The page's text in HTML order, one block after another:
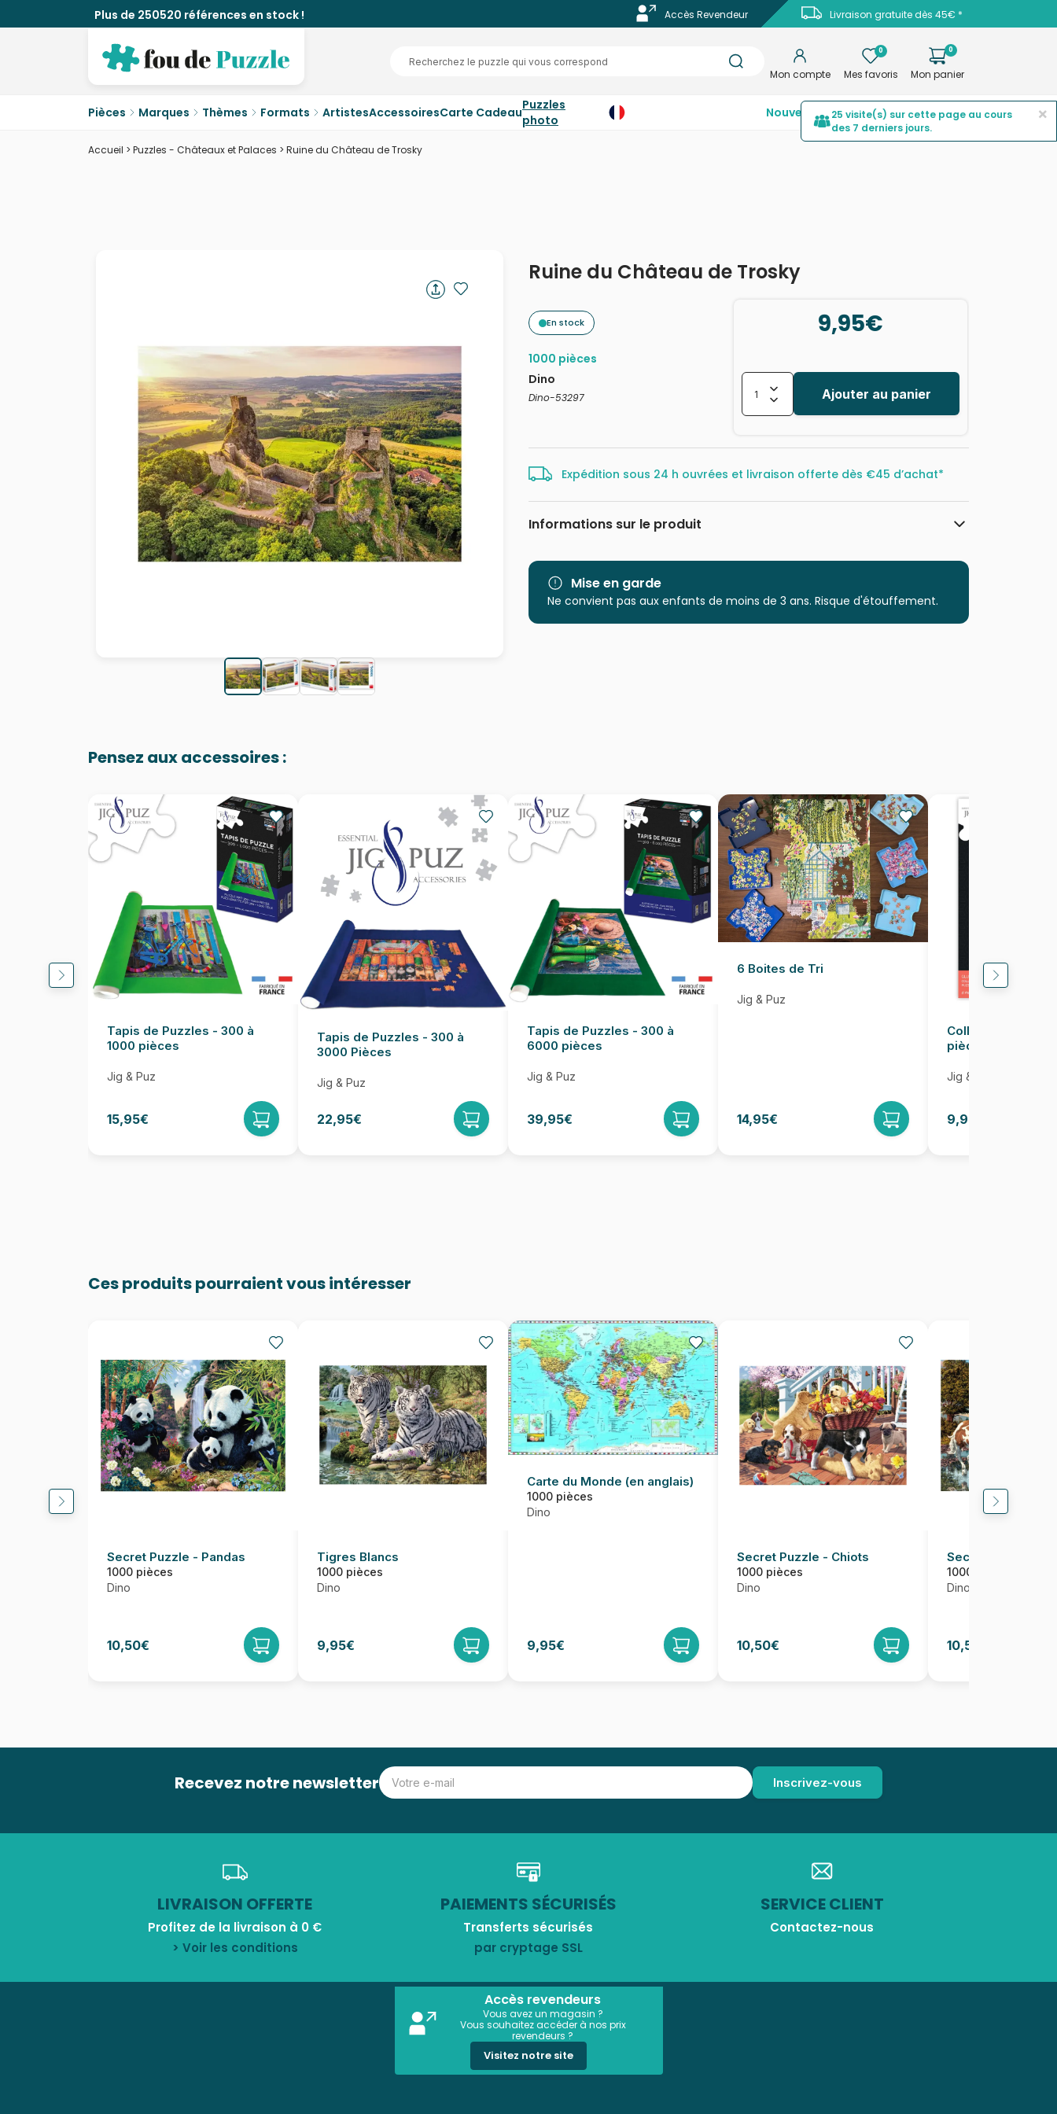
Plus de 250520 références en stock ! Livraison gratuite dès 45€ *
Accès Revendeur
Mon compte
0
Mes favoris
0
Mon panier
Pièces Marques Thèmes Formats ArtistesAccessoiresCarte CadeauPuzzles
photo
NouveautésTop ventesPromotions
Accueil > Puzzles - Châteaux et Palaces > Ruine du Château de Trosky
Ruine du Château de Trosky
En stock
1000 pièces
Dino
Dino-53297
9,95€
Ajouter au panier
Expédition sous 24 h ouvrées et livraison offerte dès €45 d’achat*
Informations sur le produit
Catégorie
Age
Puzzle pour Adultes (500 à 48.000
pièces)
Mise en garde
Ne convient pas aux enfants de moins de 3 ans. Risque d'étouffement.
Pensez aux accessoires :
Tapis de Puzzles - 300 à
1000 pièces
Jig & Puz
15,95€
Tapis de Puzzles - 300 à
3000 Pièces
Jig & Puz
22,95€
Tapis de Puzzles - 300 à
6000 pièces
Jig & Puz
39,95€
6 Boites de Tri
Jig & Puz
14,95€
Colle pour Puzzle
pièces
Jig & Puz
9,95€
Ces produits pourraient vous intéresser
Secret Puzzle - Pandas
1000 pièces
Dino
10,50€
Tigres Blancs
1000 pièces
Dino
9,95€
Carte du Monde (en anglais)
1000 pièces
Dino
9,95€
Secret Puzzle - Chiots
1000 pièces
Dino
10,50€
Secret Puzzle -
1000 pièces
Dino
10,50€
Recevez notre newsletter
LIVRAISON OFFERTE
Profitez de la livraison à 0 €
> Voir les conditions
PAIEMENTS SÉCURISÉS
Transferts sécurisés
par cryptage SSL
SERVICE CLIENT
Contactez-nous
Accès revendeurs
Vous avez un magasin ?
Vous souhaitez accéder à nos prix
revendeurs ?
Visitez notre site
×
25 visite(s) sur cette page au cours
des 7 derniers jours.